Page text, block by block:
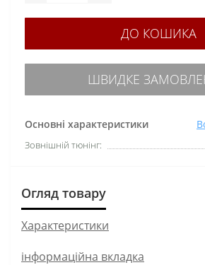
Основні характеристики
Зовнішній тюнінг:
ДО КОШИКА
ШВИДКЕ
Огляд товару
Характеристики
інформаційна вкладка